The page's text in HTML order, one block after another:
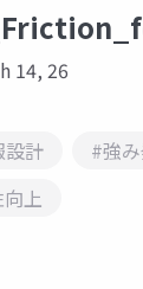
14, 26
設計
#強
上